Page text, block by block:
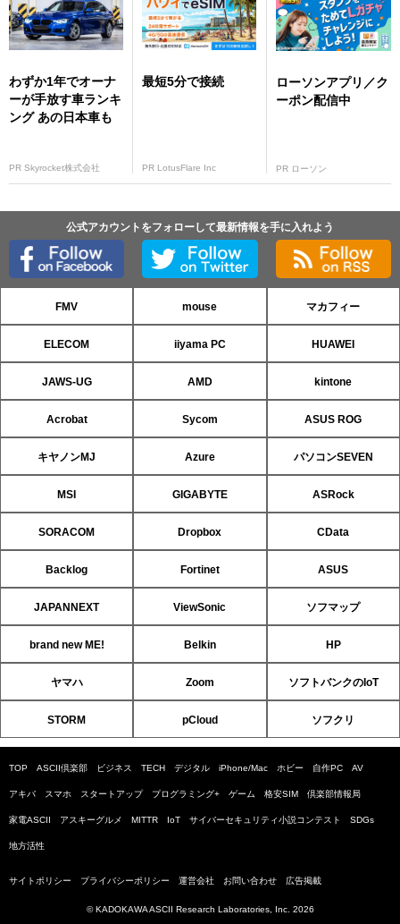
わずか1年でオーナ
ーが手放す車ランキ
ング あの日本車も
PR Skyrocket株式会社
最短5分で接続
PR LotusFlare Inc
ローソンアプリ／ク
ーポン配信中
PR ローソン
公式アカウントをフォローして最新情報を手に入れよう
FMV mouse マカフィー
ELECOM iiyama PC HUAWEI
JAWS-UG AMD kintone
Acrobat Sycom ASUS ROG
キヤノンMJ Azure パソコンSEVEN
MSI GIGABYTE ASRock
SORACOM Dropbox CData
Backlog Fortinet ASUS
JAPANNEXT ViewSonic ソフマップ
brand new ME! Belkin HP
ヤマハ Zoom ソフトバンクのIoT
STORM pCloud ソフクリ
TOP ASCII倶楽部 ビジネス TECH デジタル iPhone/Mac ホビー 自作PC AV
アキバ スマホ スタートアップ プログラミング+ ゲーム 格安SIM 倶楽部情報局
家電ASCII アスキーグルメ MITTR IoT サイバーセキュリティ小説コンテスト SDGs
地方活性
サイトポリシー プライバシーポリシー 運営会社 お問い合わせ 広告掲載
© KADOKAWA ASCII Research Laboratories, Inc. 2026